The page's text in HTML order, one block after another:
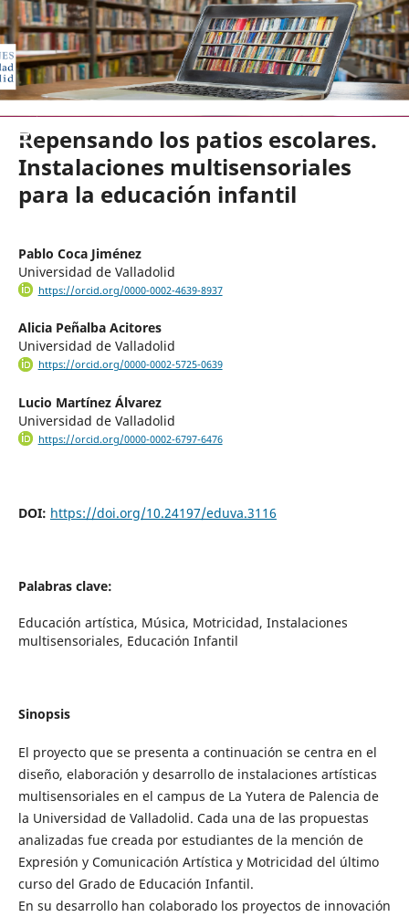
EDICIONES UNIVERSIDAD DE
Repensando los patios escolares.
Instalaciones multisensoriales
para la educación infantil
Pablo Coca Jiménez
Universidad de Valladolid
https://orcid.org/0000-0002-4639-8937
Alicia Peñalba Acitores
Universidad de Valladolid
https://orcid.org/0000-0002-5725-0639
Lucio Martínez Álvarez
Universidad de Valladolid
https://orcid.org/0000-0002-6797-6476
DOI: https://doi.org/10.24197/eduva.3116
Palabras clave:
Educación artística, Música, Motricidad, Instalaciones
multisensoriales, Educación Infantil
Sinopsis
El proyecto que se presenta a continuación se centra en el
diseño, elaboración y desarrollo de instalaciones artísticas
multisensoriales en el campus de La Yutera de Palencia de
la Universidad de Valladolid. Cada una de las propuestas
analizadas fue creada por estudiantes de la mención de
Expresión y Comunicación Artística y Motricidad del último
curso del Grado de Educación Infantil.
En su desarrollo han colaborado los proyectos de innovación